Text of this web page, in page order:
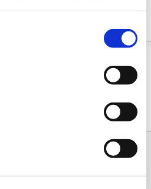
Tout ce qui est important en un coup d'œil. Règles générales pour les enfants Enfants jusqu'à 15 ans...